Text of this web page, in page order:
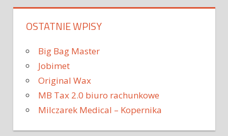
OSTATNIE WPISY
Big Bag Master
Jobimet
Original Wax
MB Tax 2.0 biuro rachunkowe
Milczarek Medical – Kopernika